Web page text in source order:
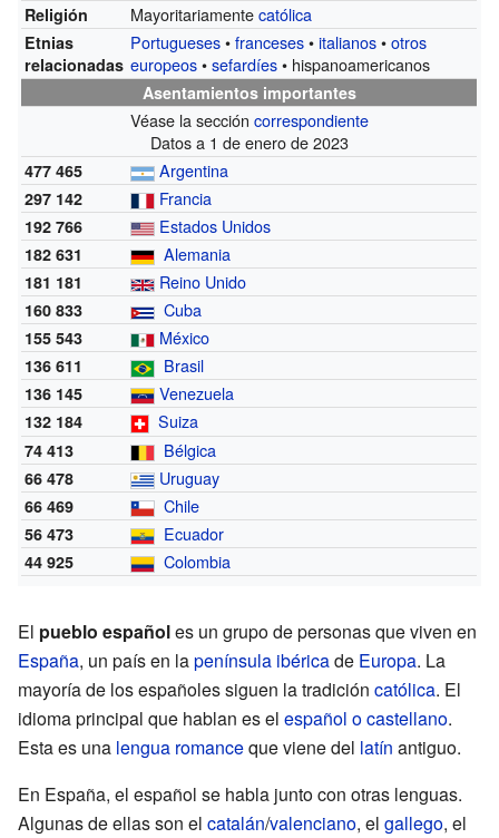
Religión Mayoritariamentecatólica
Etnias
relacionadas
Portugueses•franceses•italianos•otros
europeos•sefardíes• hispanoamericanos
Asentamientos importantes
Véase la sección correspondiente
Datos a 1 de enero de 2023
477 465 Argentina
297 142 Francia
192 766 Estados Unidos
182 631 Alemania
181 181 Reino Unido
160 833 Cuba
155 543 México
136 611 Brasil
136 145 Venezuela
132 184 Suiza
74 413 Bélgica
66 478 Uruguay
66 469 Chile
56 473 Ecuador
44 925 Colombia
El pueblo españoles un grupo de personas que viven en
España, un país en lapenínsula ibéricade Europa. La
mayoría de los españoles siguen la tradición católica. El
idioma principal que hablan es el español o castellano.
Esta es una lengua romanceque viene del latín antiguo.
En España, el español se habla junto con otras lenguas.
Algunas de ellas son el catalán/valenciano, el gallego, el